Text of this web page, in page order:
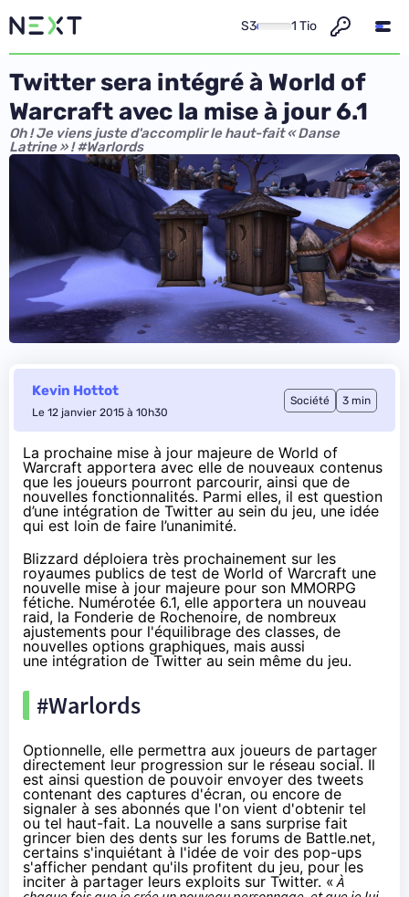
S3 1 Tio
Twitter sera intégré à World of
Warcraft avec la mise à jour 6.1
Oh ! Je viens juste d'accomplir le haut-fait « Danse
Latrine » ! #Warlords
Kevin Hottot
Le 12 janvier 2015 à 10h30
Société 3 min
La prochaine mise à jour majeure de World of
Warcraft apportera avec elle de nouveaux contenus
que les joueurs pourront parcourir, ainsi que de
nouvelles fonctionnalités. Parmi elles, il est question
d’une intégration de Twitter au sein du jeu, une idée
qui est loin de faire l’unanimité.
Blizzard déploiera très prochainement sur les
royaumes publics de test de World of Warcraft une
nouvelle mise à jour majeure pour son MMORPG
fétiche. Numérotée 6.1, elle apportera un nouveau
raid, la Fonderie de Rochenoire, de nombreux
ajustements pour l'équilibrage des classes, de
nouvelles options graphiques, mais aussi
une intégration de Twitter au sein même du jeu.
#Warlords
Optionnelle, elle permettra aux joueurs de partager
directement leur progression sur le réseau social. Il
est ainsi question de pouvoir envoyer des tweets
contenant des captures d'écran, ou encore de
signaler à ses abonnés que l'on vient d'obtenir tel
ou tel haut-fait. La nouvelle a sans surprise fait
grincer bien des dents sur les forums de Battle.net,
certains s'inquiétant à l'idée de voir des pop-ups
s'afficher pendant qu'ils profitent du jeu, pour les
inciter à partager leurs exploits sur Twitter. «À